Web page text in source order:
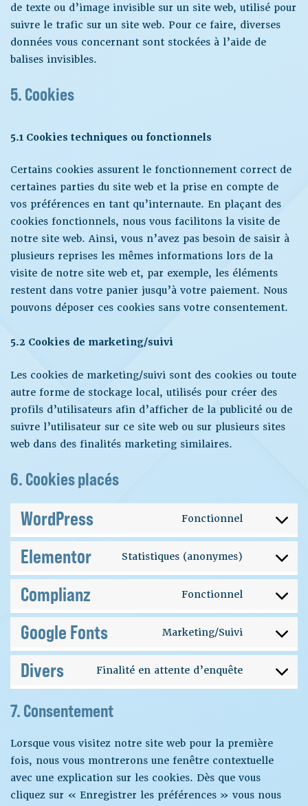
de texte ou d’image invisible sur un site web, utilisé pour
suivre le trafic sur un site web. Pour ce faire, diverses
données vous concernant sont stockées à l’aide de
balises invisibles.
5. Cookies
5.1 Cookies techniques ou fonctionnels
Certains cookies assurent le fonctionnement correct de
certaines parties du site web et la prise en compte de
vos préférences en tant qu’internaute. En plaçant des
cookies fonctionnels, nous vous facilitons la visite de
notre site web. Ainsi, vous n’avez pas besoin de saisir à
plusieurs reprises les mêmes informations lors de la
visite de notre site web et, par exemple, les éléments
restent dans votre panier jusqu’à votre paiement. Nous
pouvons déposer ces cookies sans votre consentement.
5.2 Cookies de marketing/suivi
Les cookies de marketing/suivi sont des cookies ou toute
autre forme de stockage local, utilisés pour créer des
profils d’utilisateurs afin d’afficher de la publicité ou de
suivre l’utilisateur sur ce site web ou sur plusieurs sites
web dans des finalités marketing similaires.
6. Cookies placés
WordPress Fonctionnel
Elementor Statistiques (anonymes)
Complianz Fonctionnel
Google Fonts Marketing/Suivi
Divers Finalité en attente d’enquête
7. Consentement
Lorsque vous visitez notre site web pour la première
fois, nous vous montrerons une fenêtre contextuelle
avec une explication sur les cookies. Dès que vous
cliquez sur « Enregistrer les préférences » vous nous